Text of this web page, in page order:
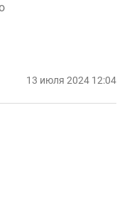
13 июля 2024 12:04